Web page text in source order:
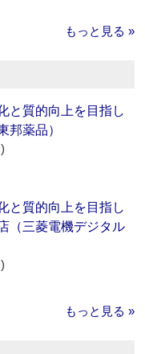
もっと見る »
と質的向上を目指し
邦薬品）
と質的向上を目指し
（三菱電機デジタル
もっと見る »